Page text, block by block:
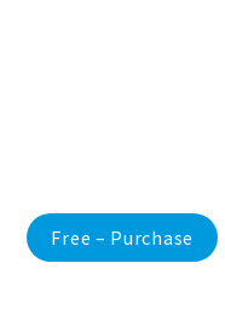
Free – Purchase